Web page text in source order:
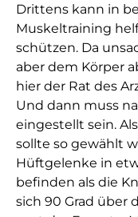
Drittens kann in
Muskeltraining
schützen. Da
aber dem Körper
hier der Rat des
Und dann muss
eingestellt sein.
sollte so gewählt
Hüftgelenke in
befinden als die
sich 90 Grad über